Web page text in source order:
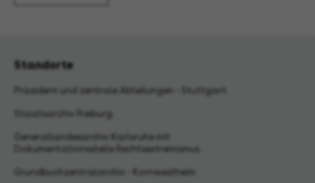
Standorte
Präsident und zentrale Abteilungen - Stuttgart
Staatsarchiv Freiburg
Generallandesarchiv Karlsruhe mit
Dokumentationsstelle Rechtsextremismus
Grundbuchzentralarchiv - Kornwestheim